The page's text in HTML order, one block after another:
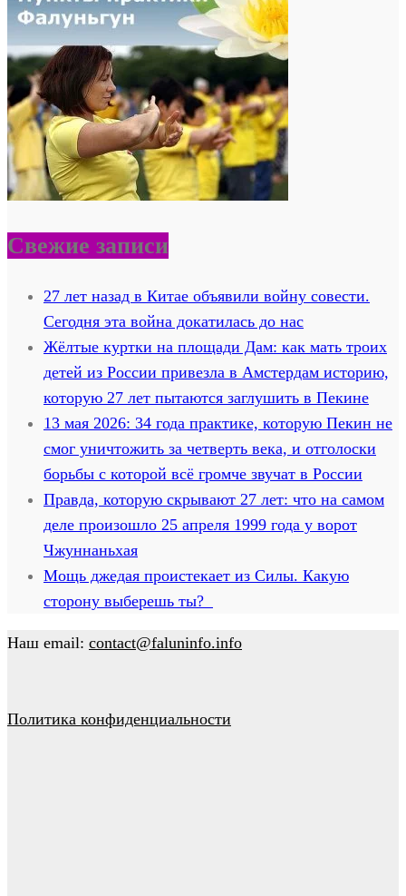
Свежие записи
27 лет назад в Китае объявили войну совести.
Сегодня эта война докатилась до нас
Жёлтые куртки на площади Дам: как мать троих
детей из России привезла в Амстердам историю,
которую 27 лет пытаются заглушить в Пекине
13 мая 2026: 34 года практике, которую Пекин не
смог уничтожить за четверть века, и отголоски
борьбы с которой всё громче звучат в России
Правда, которую скрывают 27 лет: что на самом
деле произошло 25 апреля 1999 года у ворот
Чжуннаньхая
Мощь джедая проистекает из Силы. Какую
сторону выберешь ты?
Наш email: contact@faluninfo.info
Политика конфиденциальности